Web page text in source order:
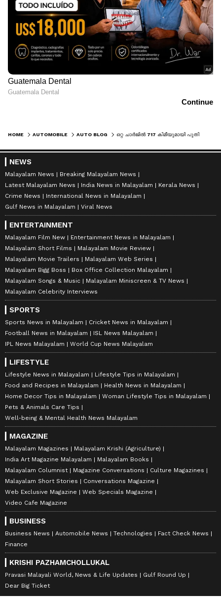
HOME AUTOMOBILE AUTO BLOG
NEWS
Malayalam News
Breaking Malayalam News
Latest Malayalam News
India News in Malayalam
Kerala News
Crime News
International News in Malayalam
Gulf News in Malayalam
Viral News
ENTERTAINMENT
Malayalam Film New
Entertainment News in Malayalam
Malayalam Short Films
Malayalam Movie Review
Malayalam Movie Trailers
Malayalam Web Series
Malayalam Bigg Boss
Box Office Collection Malayalam
Malayalam Songs & Music
Malayalam Miniscreen & TV News
Malayalam Celebrity Interviews
SPORTS
Sports News in Malayalam
Cricket News in Malayalam
Football News in Malayalam
ISL News Malayalam
IPL News Malayalam
World Cup News Malayalam
LIFESTYLE
Lifestyle News in Malayalam
Lifestyle Tips in Malayalam
Food and Recipes in Malayalam
Health News in Malayalam
Home Decor Tips in Malayalam
Woman Lifestyle Tips in Malayalam
Pets & Animals Care Tips
Well-being & Mental Health News Malayalam
MAGAZINE
Malayalam Magazines
Malayalam Krishi (Agriculture)
India Art Magazine Malayalam
Malayalam Books
Malayalam Columnist
Magazine Conversations
Culture Magazines
Malayalam Short Stories
Conversations Magazine
Web Exclusive Magazine
Web Specials Magazine
Video Cafe Magazine
BUSINESS
Business News Automobile News Technologies
Fact Check News
Finance
KRISHI PAZHAMCHOLLUKAL
Pravasi Malayali World, News & Life Updates
Gulf Round Up
Dear Big Ticket